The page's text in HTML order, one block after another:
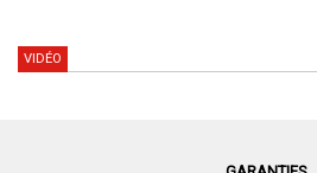
VIDÉO